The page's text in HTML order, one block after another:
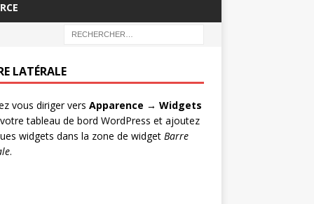
LATÉRALE
vous diriger vers Apparence → Widgets
tableau de bord WordPress et ajoutez
widgets dans la zone de widget Barre
.